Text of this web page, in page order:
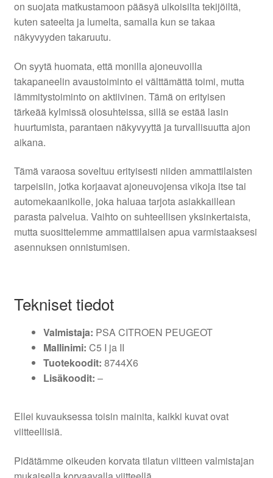
on suojata matkustamoon pääsyä ulkoisilta tekijöiltä,
kuten sateelta ja lumelta, samalla kun se takaa
näkyvyyden takaruutu.
On syytä huomata, että monilla ajoneuvoilla
takapaneelin avaustoiminto ei välttämättä toimi, mutta
lämmitystoiminto on aktiivinen. Tämä on erityisen
tärkeää kylmissä olosuhteissa, sillä se estää lasin
huurtumista, parantaen näkyvyyttä ja turvallisuutta ajon
aikana.
Tämä varaosa soveltuu erityisesti niiden ammattilaisten
tarpeisiin, jotka korjaavat ajoneuvojensa vikoja itse tai
automekaanikolle, joka haluaa tarjota asiakkaillean
parasta palvelua. Vaihto on suhteellisen yksinkertaista,
mutta suosittelemme ammattilaisen apua varmistaaksesi
asennuksen onnistumisen.
Tekniset tiedot
Valmistaja: PSA CITROEN PEUGEOT
Mallinimi: C5 I ja II
Tuotekoodit: 8744X6
Lisäkoodit: –
Ellei kuvauksessa toisin mainita, kaikki kuvat ovat
viitteellisiä.
Pidätämme oikeuden korvata tilatun viitteen valmistajan